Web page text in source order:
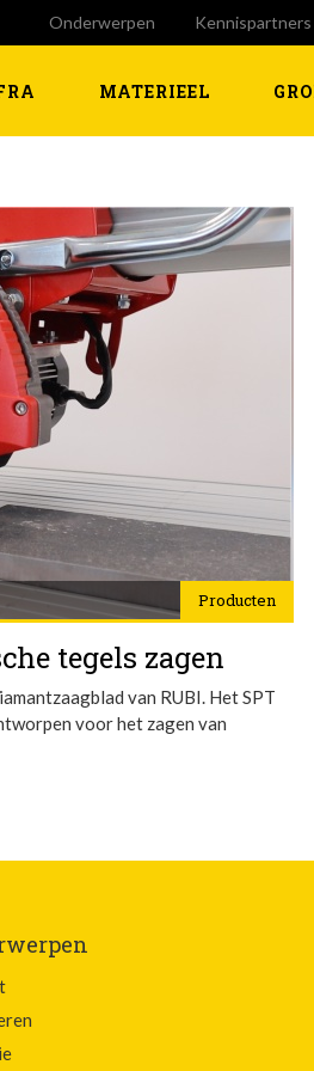
Onderwerpen Kennispartners
MATERIEEL
Producten
tegels zagen
van RUBI. Het SPT
voor het zagen van